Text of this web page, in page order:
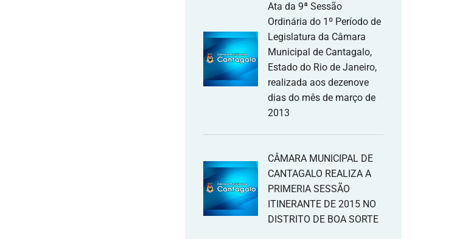
Ata da 9ª Sessão
Ordinária do 1º Período de
Legislatura da Câmara
Municipal de Cantagalo,
Estado do Rio de Janeiro,
realizada aos dezenove
dias do mês de março de
2013
CÂMARA MUNICIPAL DE
CANTAGALO REALIZA A
PRIMERIA SESSÃO
ITINERANTE DE 2015 NO
DISTRITO DE BOA SORTE